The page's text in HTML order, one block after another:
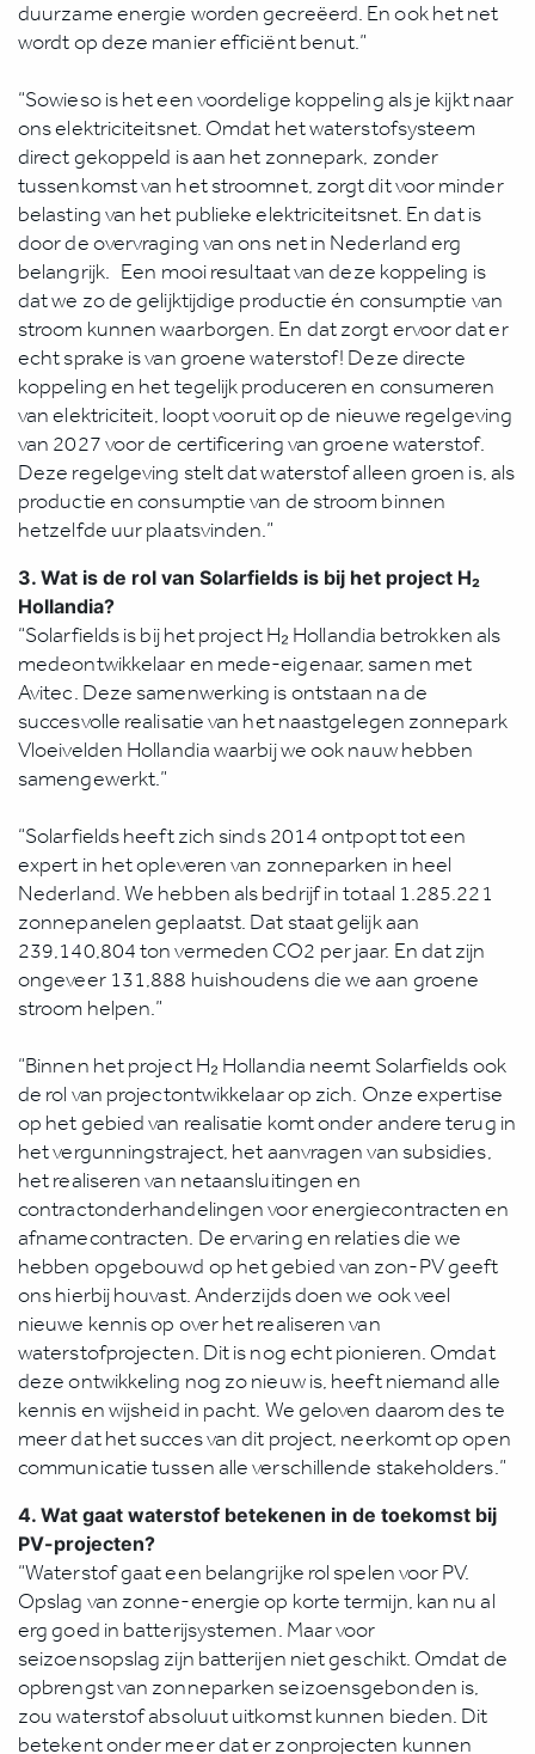
duurzame energie worden gecreëerd. En ook het net
wordt op deze manier efficiënt benut.”
“Sowieso is het een voordelige koppeling als je kijkt naar
ons elektriciteitsnet. Omdat het waterstofsysteem
direct gekoppeld is aan het zonnepark, zonder
tussenkomst van het stroomnet, zorgt dit voor minder
belasting van het publieke elektriciteitsnet. En dat is
door de overvraging van ons net in Nederland erg
belangrijk. Een mooi resultaat van deze koppeling is
dat we zo de gelijktijdige productie én consumptie van
stroom kunnen waarborgen. En dat zorgt ervoor dat er
echt sprake is van groene waterstof! Deze directe
koppeling en het tegelijk produceren en consumeren
van elektriciteit, loopt vooruit op de nieuwe regelgeving
van 2027 voor de certificering van groene waterstof.
Deze regelgeving stelt dat waterstof alleen groen is, als
productie en consumptie van de stroom binnen
hetzelfde uur plaatsvinden.”
3. Wat is de rol van Solarfields is bij het project H₂
Hollandia?
“Solarfields is bij het project H₂ Hollandia betrokken als
medeontwikkelaar en mede-eigenaar, samen met
Avitec. Deze samenwerking is ontstaan na de
succesvolle realisatie van het naastgelegen zonnepark
Vloeivelden Hollandia waarbij we ook nauw hebben
samengewerkt.”
“Solarfields heeft zich sinds 2014 ontpopt tot een
expert in het opleveren van zonneparken in heel
Nederland. We hebben als bedrijf in totaal 1.285.221
zonnepanelen geplaatst. Dat staat gelijk aan
239,140,804 ton vermeden CO2 per jaar. En dat zijn
ongeveer 131,888 huishoudens die we aan groene
stroom helpen.”
“Binnen het project H₂ Hollandia neemt Solarfields ook
de rol van projectontwikkelaar op zich. Onze expertise
op het gebied van realisatie komt onder andere terug in
het vergunningstraject, het aanvragen van subsidies,
het realiseren van netaansluitingen en
contractonderhandelingen voor energiecontracten en
afnamecontracten. De ervaring en relaties die we
hebben opgebouwd op het gebied van zon-PV geeft
ons hierbij houvast. Anderzijds doen we ook veel
nieuwe kennis op over het realiseren van
waterstofprojecten. Dit is nog echt pionieren. Omdat
deze ontwikkeling nog zo nieuw is, heeft niemand alle
kennis en wijsheid in pacht. We geloven daarom des te
meer dat het succes van dit project, neerkomt op open
communicatie tussen alle verschillende stakeholders.”
4. Wat gaat waterstof betekenen in de toekomst bij
PV-projecten?
“Waterstof gaat een belangrijke rol spelen voor PV.
Opslag van zonne-energie op korte termijn, kan nu al
erg goed in batterijsystemen. Maar voor
seizoensopslag zijn batterijen niet geschikt. Omdat de
opbrengst van zonneparken seizoensgebonden is,
zou waterstof absoluut uitkomst kunnen bieden. Dit
betekent onder meer dat er zonprojecten kunnen